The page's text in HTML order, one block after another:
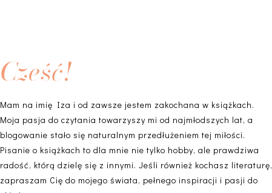
Cześć!
Mam na imię Iza i od zawsze jestem zakochana w książkach.
Moja pasja do czytania towarzyszy mi od najmłodszych lat, a
blogowanie stało się naturalnym przedłużeniem tej miłości.
Pisanie o książkach to dla mnie nie tylko hobby, ale prawdziwa
radość, którą dzielę się z innymi. Jeśli również kochasz literaturę,
zapraszam Cię do mojego świata, pełnego inspiracji i pasji do